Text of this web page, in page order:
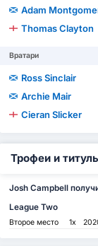
Adam
Thomas Clayton
Вратари
Ross Sinclair
Archie Mair
Cieran Slicker
Трофеи и
Josh Campbell
League Two
Второе место 1x